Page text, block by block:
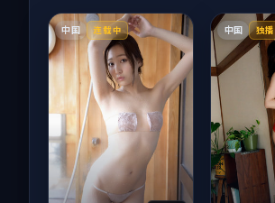
中国 连载中 中国 独播